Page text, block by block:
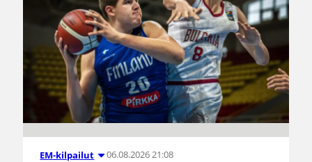
EM-kilpailut 06.08.2026 21:08